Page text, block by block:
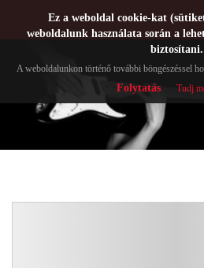
Ez a weboldal cookie-kat
weboldalunk használata során a
biztosítani.
A weboldalunkon történő további böngészéssel
Folytatás Tudj